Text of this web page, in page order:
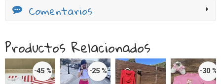
Comentarios
Productos Relacionados
-45 % -25 % -30 %